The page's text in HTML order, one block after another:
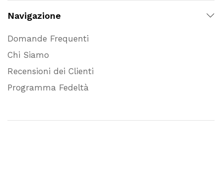
Navigazione
Domande Frequenti
Chi Siamo
Recensioni dei Clienti
Programma Fedeltà